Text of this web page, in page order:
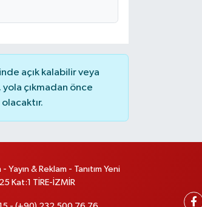
açık kalabilir veya
çıkmadan önce
- Yayın & Reklam - Tanıtım Yeni
Kat:1 TİRE-İZMİR